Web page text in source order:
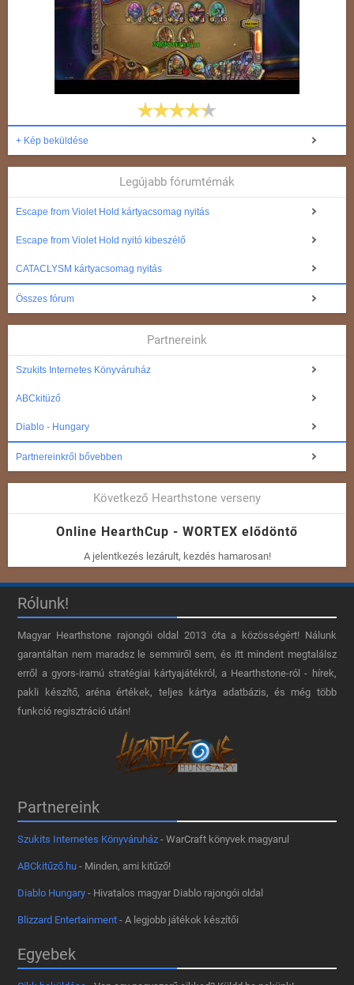
+ Kép beküldése
Legújabb fórumtémák
Escape from Violet Hold kártyacsomag nyitás
Escape from Violet Hold nyitó kibeszélő
CATACLYSM kártyacsomag nyitás
Összes fórum
Partnereink
Szukits Internetes Könyváruház
ABCkitüző
Diablo - Hungary
Partnereinkről bővebben
Következő Hearthstone verseny
Online HearthCup - WORTEX elődöntő
A jelentkezés lezárult, kezdés hamarosan!
Rólunk!
Magyar Hearthstone​ rajongói oldal 2013 óta a közösségért! Nálunk
garantáltan nem maradsz le semmiről sem, és itt mindent megtalálsz
erről a gyors-iramú stratégiai kártyajátékról, a Hearthstone-ról - hírek,
pakli készítő, aréna értékek, teljes kártya adatbázis, és még több
funkció regisztráció után!
Partnereink
Szukits Internetes Könyváruház - WarCraft könyvek magyarul
ABCkitűző.hu - Minden, ami kitűző!
Diablo Hungary - Hivatalos magyar Diablo rajongói oldal
Blizzard Entertainment - A legjobb játékok készítői
Egyebek